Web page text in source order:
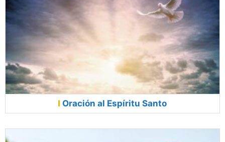
Oración al Espíritu Santo